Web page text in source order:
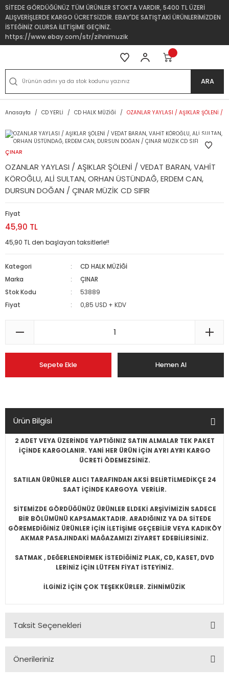
SİTEDE GÖRDÜĞÜNÜZ TÜM ÜRÜNLER STOKTA VARDIR, 5400 TL ÜZERİ
ALIŞVERİŞLERDE KARGO ÜCRETSİZDİR. EBAY'DE SATIŞTAKİ ÜRÜNLERİMİZDEN
İSTEĞİNİZ OLURSA İLETİŞİME GEÇİNİZ.
https://www.ebay.com/str/zihnimuzik
ARA
Anasayfa CD YERLİ CD HALK MÜZİĞİ OZANLAR YAYLASI / AŞIKLAR ŞÖLENİ /
ÇINAR
OZANLAR YAYLASI / AŞIKLAR ŞÖLENİ / VEDAT BARAN, VAHİT
KÖROĞLU, ALİ SULTAN, ORHAN ÜSTÜNDAĞ, ERDEM CAN,
DURSUN DOĞAN / ÇINAR MÜZİK CD SIFIR
Fiyat
45,90 TL
45,90 TL den başlayan taksitlerle!!
Kategori
CD HALK MÜZİĞİ
Marka
ÇINAR
Stok Kodu
53889
Fiyat
0,85 USD + KDV
Sepete Ekle Hemen Al
Ürün Bilgisi
2 ADET VEYA ÜZERİNDE YAPTIĞINIZ SATIN ALMALAR TEK PAKET
İÇİNDE KARGOLANIR. YANİ HER ÜRÜN İÇİN AYRI AYRI KARGO
ÜCRETİ ÖDEMEZSİNİZ.
SATILAN ÜRÜNLER ALICI TARAFINDAN AKSİ BELİRTİLMEDİKÇE 24
SAAT İÇİNDE KARGOYA VERİLİR.
SİTEMİZDE GÖRDÜĞÜNÜZ ÜRÜNLER ELDEKİ ARŞİVİMİZİN SADECE
BİR BÖLÜMÜNÜ KAPSAMAKTADIR. ARADIĞINIZ YA DA SİTEDE
GÖREMEDİĞİNİZ ÜRÜNLER İÇİN İLETİŞİME GEÇEBİLİR VEYA KADIKÖY
AKMAR PASAJINDAKİ MAĞAZAMIZI ZİYARET EDEBİLİRSİNİZ.
SATMAK , DEĞERLENDİRMEK İSTEDİĞİNİZ PLAK, CD, KASET, DVD
LERİNİZ İÇİN LÜTFEN FİYAT İSTEYİNİZ.
İLGİNİZ İÇİN ÇOK TEŞEKKÜRLER. ZİHNİMÜZİK
Taksit Seçenekleri
Önerileriniz